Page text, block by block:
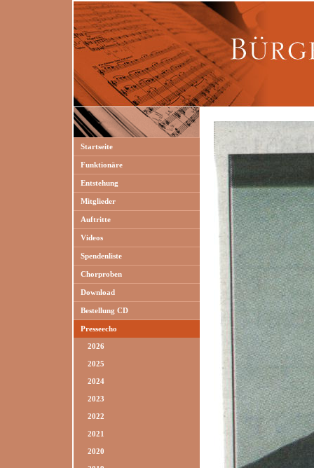
Startseite
Funktionäre
Entstehung
Mitglieder
Auftritte
Videos
Spendenliste
Chorproben
Download
Bestellung CD
Presseecho
2026
2025
2024
2023
2022
2021
2020